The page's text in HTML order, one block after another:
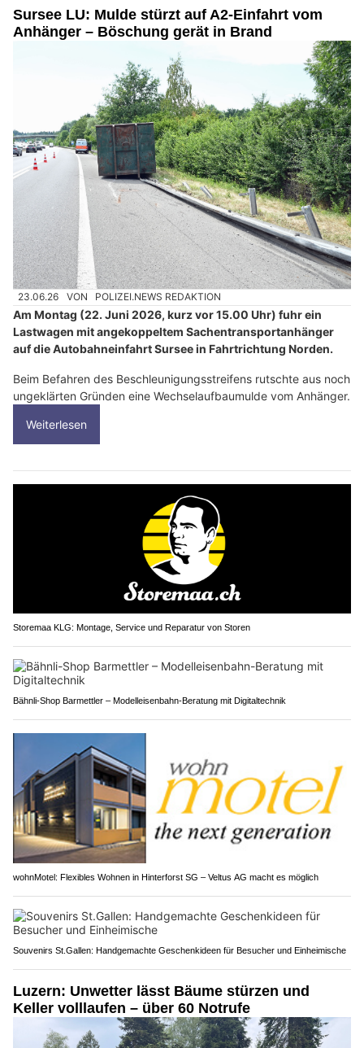
Sursee LU: Mulde stürzt auf A2-Einfahrt vom
Anhänger – Böschung gerät in Brand
23.06.26 VON POLIZEI.NEWS REDAKTION
Am Montag (22. Juni 2026, kurz vor 15.00 Uhr) fuhr ein
Lastwagen mit angekoppeltem Sachentransportanhänger
auf die Autobahneinfahrt Sursee in Fahrtrichtung Norden.
Beim Befahren des Beschleunigungsstreifens rutschte aus noch
ungeklärten Gründen eine Wechselaufbaumulde vom Anhänger.
Weiterlesen
Storemaa KLG: Montage, Service und Reparatur von Storen
Bähnli-Shop Barmettler – Modelleisenbahn-Beratung mit Digitaltechnik
wohnMotel: Flexibles Wohnen in Hinterforst SG – Veltus AG macht es möglich
Souvenirs St.Gallen: Handgemachte Geschenkideen für Besucher und Einheimische
Luzern: Unwetter lässt Bäume stürzen und
Keller volllaufen – über 60 Notrufe